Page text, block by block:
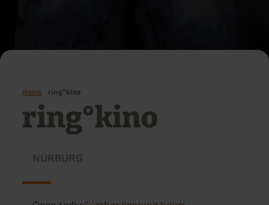
Home ring°kino
ring°kino
NÜRBURG